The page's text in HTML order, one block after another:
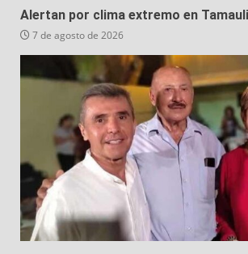
Alertan por clima extremo en
7 de agosto de 2026